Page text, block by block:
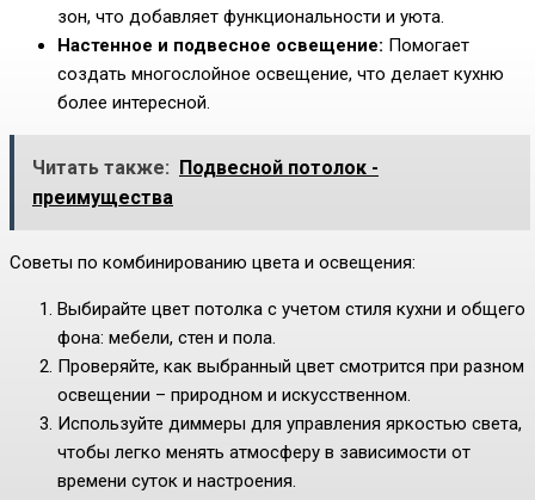
зон, что добавляет функциональности и уюта.
Настенное и подвесное освещение: Помогает
создать многослойное освещение, что делает кухню
более интересной.
Читать также: Подвесной потолок -
преимущества
Советы по комбинированию цвета и освещения:
Выбирайте цвет потолка с учетом стиля кухни и общего
фона: мебели, стен и пола.
Проверяйте, как выбранный цвет смотрится при разном
освещении – природном и искусственном.
Используйте диммеры для управления яркостью света,
чтобы легко менять атмосферу в зависимости от
времени суток и настроения.